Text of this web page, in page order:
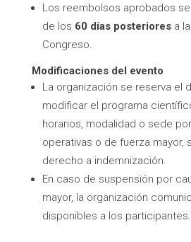
Los reembolsos aprobados
de los 60 días posterioresa la
Congreso.
Modificaciones del evento
La organización se reserva el
modificar el programa
horarios, modalidad o sede
operativas o de fuerza mayor,
derecho a indemnización.
En caso de suspensión por
mayor, la organización
disponibles a los participantes.